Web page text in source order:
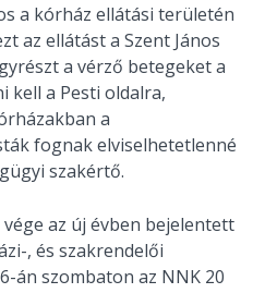
a kórház ellátási területén
az ellátást a Szent János
a vérző betegeket a
kell a Pesti oldalra,
a
fognak elviselhetetlenné
szakértő.
az új évben bejelentett
, és szakrendelői
án szombaton az NNK 20